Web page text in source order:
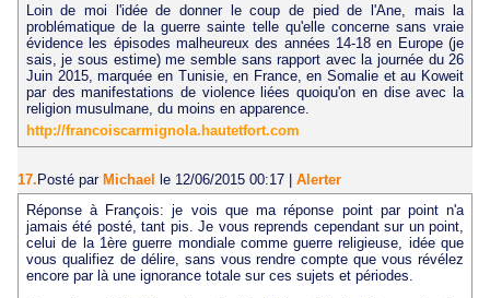
Loin de moi l'idée de donner le coup de pied de l'Ane, mais la
problématique de la guerre sainte telle qu'elle concerne sans vraie
évidence les épisodes malheureux des années 14-18 en Europe (je
sais, je sous estime) me semble sans rapport avec la journée du 26
Juin 2015, marquée en Tunisie, en France, en Somalie et au Koweit
par des manifestations de violence liées quoiqu'on en dise avec la
religion musulmane, du moins en apparence.
http://francoiscarmignola.hautetfort.com
17.Posté par Michael le 12/06/2015 00:17 | Alerter
Réponse à François: je vois que ma réponse point par point n'a
jamais été posté, tant pis. Je vous reprends cependant sur un point,
celui de la 1ère guerre mondiale comme guerre religieuse, idée que
vous qualifiez de délire, sans vous rendre compte que vous révélez
encore par là une ignorance totale sur ces sujets et périodes.